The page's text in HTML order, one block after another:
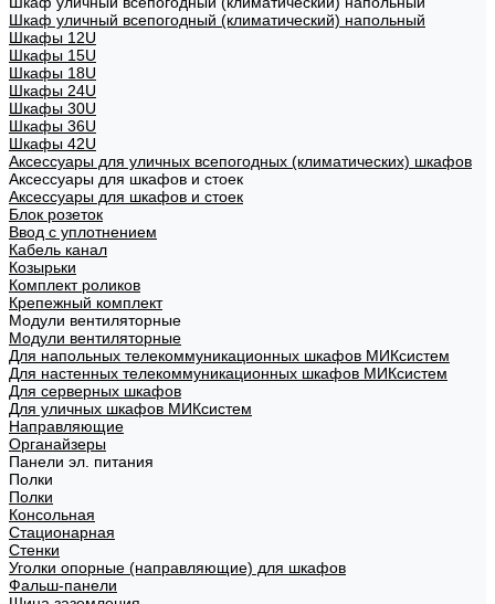
Шкаф уличный всепогодный (климатический) напольный
Шкафы 12U
Шкафы 15U
Шкафы 18U
Шкафы 24U
Шкафы 30U
Шкафы 36U
Шкафы 42U
Аксессуары для уличных всепогодных (климатических) шкафов
Аксессуары для шкафов и стоек
Аксессуары для шкафов и стоек
Блок розеток
Ввод с уплотнением
Кабель канал
Козырьки
Комплект роликов
Крепежный комплект
Модули вентиляторные
Модули вентиляторные
Для напольных телекоммуникационных шкафов МИКсистем
Для настенных телекоммуникационных шкафов МИКсистем
Для серверных шкафов
Для уличных шкафов МИКсистем
Направляющие
Органайзеры
Панели эл. питания
Полки
Полки
Консольная
Стационарная
Стенки
Уголки опорные (направляющие) для шкафов
Фальш-панели